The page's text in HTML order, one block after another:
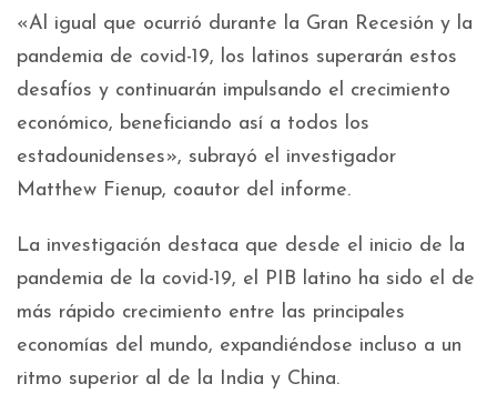
«Al igual que ocurrió durante la Gran Recesión y la
pandemia de covid-19, los latinos superarán estos
desafíos y continuarán impulsando el crecimiento
económico, beneficiando así a todos los
estadounidenses», subrayó el investigador
Matthew Fienup, coautor del informe.
La investigación destaca que desde el inicio de la
pandemia de la covid-19, el PIB latino ha sido el de
más rápido crecimiento entre las principales
economías del mundo, expandiéndose incluso a un
ritmo superior al de la India y China.